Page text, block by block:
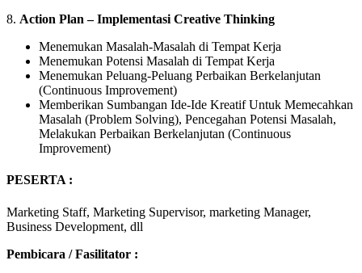
8. Action Plan – Implementasi Creative Thinking
Menemukan Masalah-Masalah di Tempat Kerja
Menemukan Potensi Masalah di Tempat Kerja
Menemukan Peluang-Peluang Perbaikan Berkelanjutan
(Continuous Improvement)
Memberikan Sumbangan Ide-Ide Kreatif Untuk Memecahkan
Masalah (Problem Solving), Pencegahan Potensi Masalah,
Melakukan Perbaikan Berkelanjutan (Continuous
Improvement)
PESERTA :
Marketing Staff, Marketing Supervisor, marketing Manager,
Business Development, dll
Pembicara / Fasilitator :